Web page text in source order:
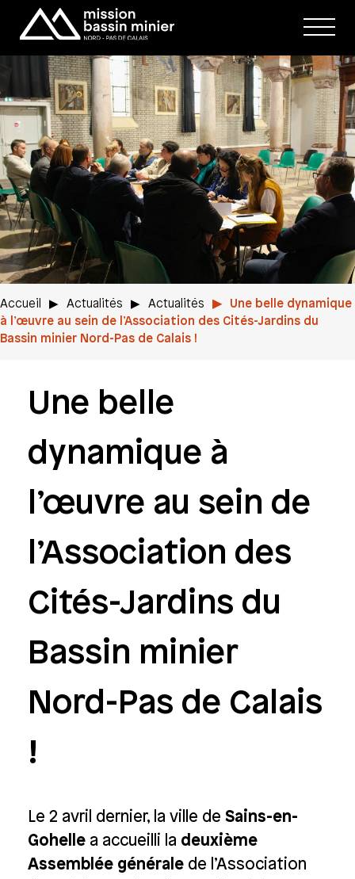
le
menu
Accueil Actualités Actualités
Une belle dynamique
à l’œuvre au sein de l’Association des Cités-Jardins du
Bassin minier Nord-Pas de Calais !
Une belle
dynamique à
l’œuvre au sein de
l’Association des
Cités-Jardins du
Bassin minier
Nord-Pas de Calais
!
Le 2 avril dernier, la ville de Sains-en-
Gohelle a accueilli la deuxième
Assemblée générale de l’Association